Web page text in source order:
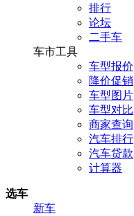
排行
论坛
二手车
车市工具
车型报价
降价促销
车型图片
车型对比
商家查询
汽车排行
汽车贷款
计算器
选车
新车